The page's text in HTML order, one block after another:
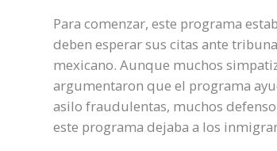
Para comenzar, este programa
deben esperar sus citas ante
mexicano. Aunque muchos
argumentaron que el programa
asilo fraudulentas, muchos
este programa dejaba a los